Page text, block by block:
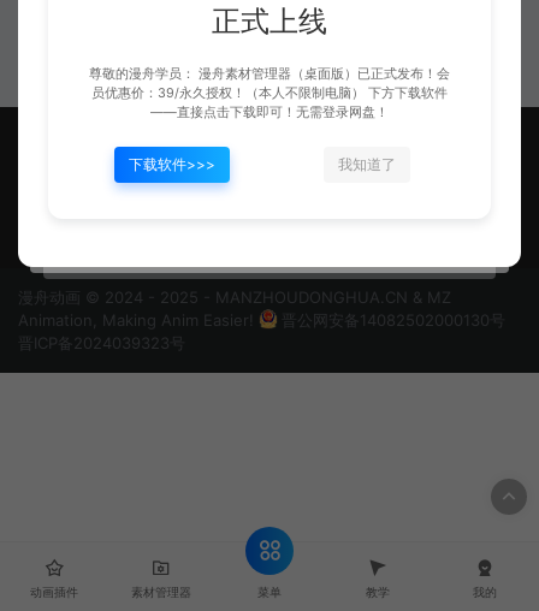
系统框png图01（整合）
漫舟动画 © 2024 - 2025 - MANZHOUDONGHUA.CN & MZ
Animation, Making Anim Easier!
晋公网安备14082502000130号
晋ICP备2024039323号
动画插件 素材管理器 菜单 教学 我的
正式上线
尊敬的漫舟学员： 漫舟素材管理器（桌面版）已正式发布！会
员优惠价：39/永久授权！（本人不限制电脑） 下方下载软件
——直接点击下载即可！无需登录网盘！
下载软件>>> 我知道了